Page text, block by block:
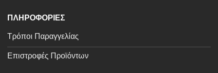
ΠΛΗΡΟΦΟΡΙΕΣ
Τρόποι Παραγγελίας
Επιστροφές Προϊόντων